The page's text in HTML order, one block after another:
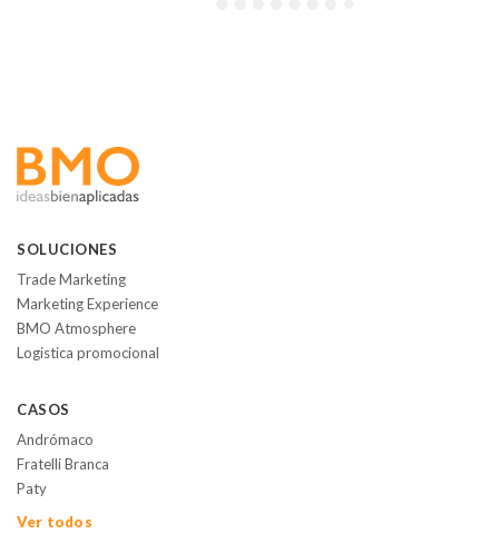
SOLUCIONES
Trade Marketing
Marketing Experience
BMO Atmosphere
Logistica promocional
CASOS
Andrómaco
Fratelli Branca
Paty
Ver todos